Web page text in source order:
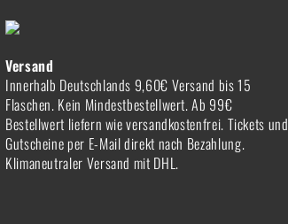
Versand
Innerhalb Deutschlands 9,60€ Versand bis 15
Flaschen. Kein Mindestbestellwert. Ab 99€
Bestellwert liefern wie versandkostenfrei. Tickets und
Gutscheine per E-Mail direkt nach Bezahlung.
Klimaneutraler Versand mit DHL.